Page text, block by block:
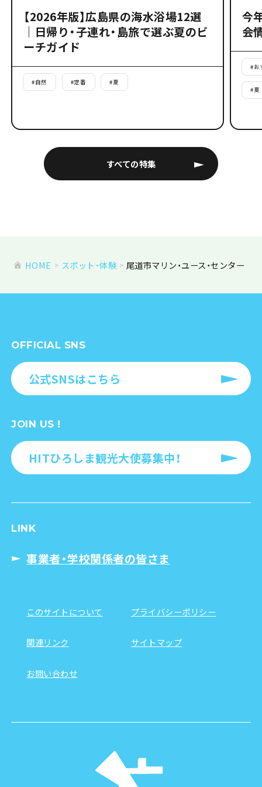
すべての特集
【2026年版】広島県の海水浴場12選
｜日帰り・子連れ・島旅で選ぶ夏のビ
ーチガイド
#自然 #定番 #夏
今
会
#お
#夏
HOME スポット・体験 尾道市マリン・ユース・センター
OFFICIAL SNS
公式SNSはこちら
JOIN US !
HITひろしま観光大使募集中！
LINK
事業者・学校関係者の皆さま
このサイトについて プライバシーポリシー
関連リンク サイトマップ
お問い合わせ